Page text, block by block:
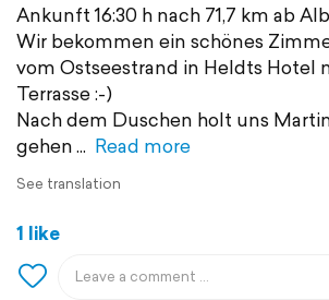
Ankunft 16:30 h nach 71,7 km ab
Wir bekommen ein schönes
vom Ostseestrand in Heldts Hotel
Terrasse :-)
Nach dem Duschen holt uns
gehen
Read more
See translation
1 like